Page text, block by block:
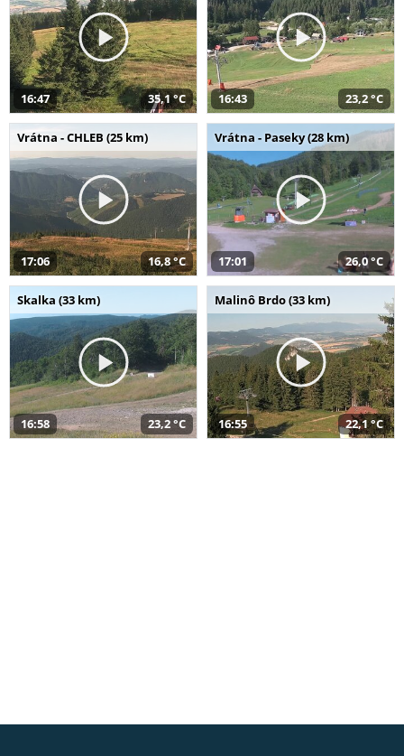
16:47 35,1 °C 16:43 23,2 °C
Vrátna - CHLEB (25 km)
17:06 16,8 °C
Vrátna - Paseky (28 km)
17:01 26,0 °C
Skalka (33 km)
16:58 23,2 °C
Malinô Brdo (33 km)
16:55 22,1 °C